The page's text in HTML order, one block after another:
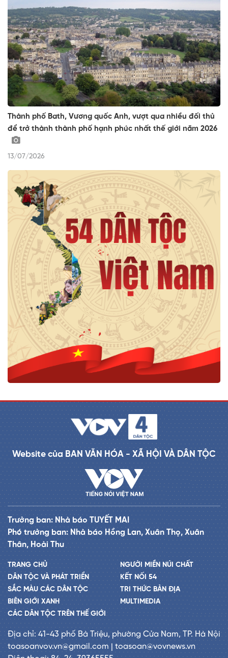
Thành phố Bath, Vương quốc Anh, vượt qua nhiều đối thủ
để trở thành thành phố hạnh phúc nhất thế giới năm 2026
13/07/2026
Website của BAN VĂN HÓA - XÃ HỘI VÀ DÂN TỘC
Trưởng ban: Nhà báo TUYẾT MAI
Phó trưởng ban: Nhà báo Hồng Lan, Xuân Thọ, Xuân
Thân, Hoài Thu
TRANG CHỦ
DÂN TỘC VÀ PHÁT TRIỂN
SẮC MÀU CÁC DÂN TỘC
BIÊN GIỚI XANH
CÁC DÂN TỘC TRÊN THẾ GIỚI
NGƯỜI MIỀN NÚI CHẤT
KẾT NỐI 54
TRI THỨC BẢN ĐỊA
MULTIMEDIA
Địa chỉ: 41-43 phố Bà Triệu, phường Cửa Nam, TP. Hà Nội
toasoanvov.vn@gmail.com | toasoan@vovnews.vn